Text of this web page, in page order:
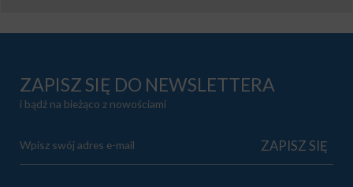
ZAPISZ SIĘ DO NEWSLETTERA
i bądź na bieżąco z nowościami